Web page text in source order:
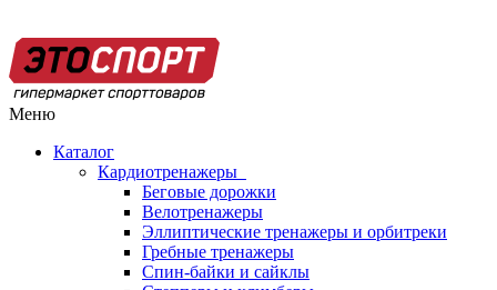
Меню
Каталог
Кардиотренажеры
Беговые дорожки
Велотренажеры
Эллиптические тренажеры и орбитреки
Гребные тренажеры
Спин-байки и сайклы